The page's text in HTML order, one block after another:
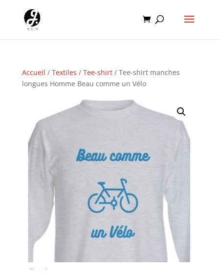
Accueil / Textiles / Tee-shirt/ Tee-shirt manches
longues Homme Beau comme un Vélo